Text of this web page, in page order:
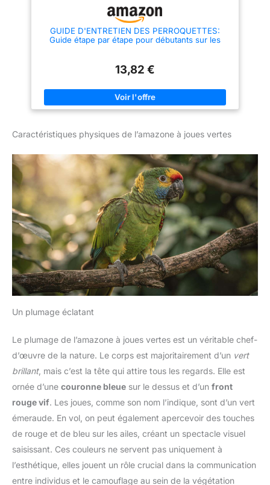
GUIDE D'ENTRETIEN DES PERROQUETTES:
Guide étape par étape pour débutants sur les
durable
13,82 €
Caractéristiques physiques de l’amazone à joues vertes
Un plumage éclatant
Le plumage de l’amazone à joues vertes est un véritable chef-
d’œuvre de la nature. Le corps est majoritairement d’un vert
brillant, mais c’est la tête qui attire tous les regards. Elle est
ornée d’une couronne bleue sur le dessus et d’un front
rouge vif. Les joues, comme son nom l’indique, sont d’un vert
émeraude. En vol, on peut également apercevoir des touches
de rouge et de bleu sur les ailes, créant un spectacle visuel
saisissant. Ces couleurs ne servent pas uniquement à
l’esthétique, elles jouent un rôle crucial dans la communication
entre individus et le camouflage au sein de la végétation